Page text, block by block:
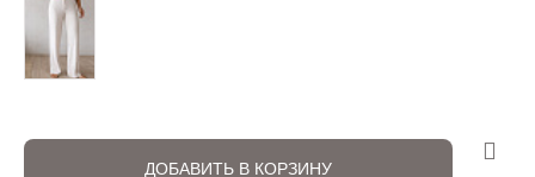
Запомнить меня на этом компьютере
ДОБАВИТЬ В КОРЗИНУ